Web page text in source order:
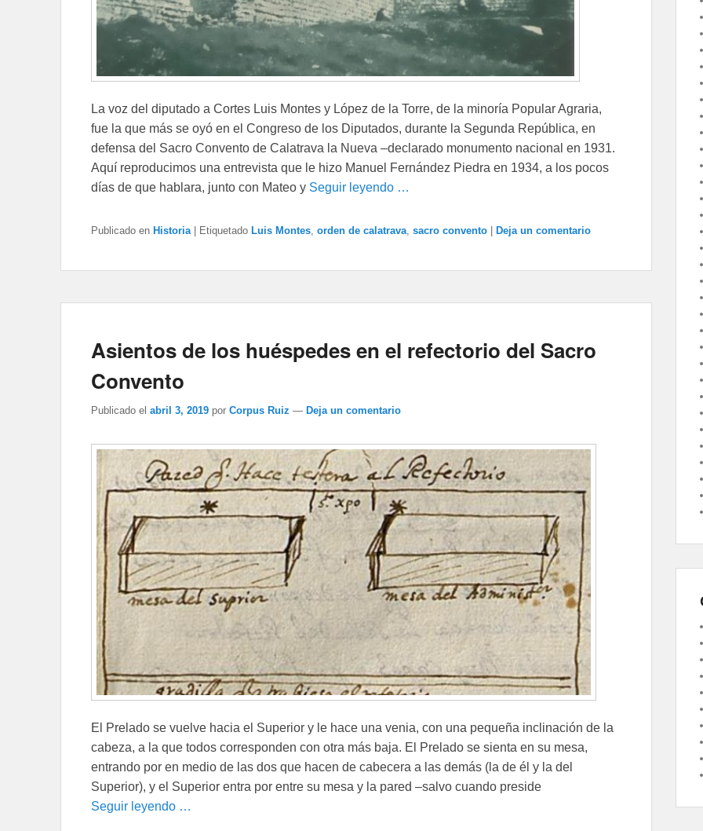
La voz del diputado a Cortes Luis Montes y López de la Torre, de la minoría Popular Agraria,
fue la que más se oyó en el Congreso de los Diputados, durante la Segunda República, en
defensa del Sacro Convento de Calatrava la Nueva –declarado monumento nacional en 1931.
Aquí reproducimos una entrevista que le hizo Manuel Fernández Piedra en 1934, a los pocos
días de que hablara, junto con Mateo y Seguir leyendo …
Publicado en Historia Etiquetado Luis Montes, orden de calatrava, sacro convento Deja un comentario
Asientos de los huéspedes en el refectorio del Sacro
Convento
Publicado el abril 3, 2019 por Corpus Ruiz — Deja un comentario
El Prelado se vuelve hacia el Superior y le hace una venia, con una pequeña inclinación de la
cabeza, a la que todos corresponden con otra más baja. El Prelado se sienta en su mesa,
entrando por en medio de las dos que hacen de cabecera a las demás (la de él y la del
Superior), y el Superior entra por entre su mesa y la pared –salvo cuando preside
Seguir leyendo …